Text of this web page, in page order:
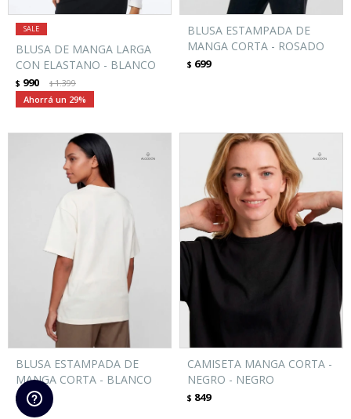
BLUSA DE MANGA LARGA
CON ELASTANO - BLANCO
$ 990 $1.399
29
BLUSA ESTAMPADA DE
MANGA CORTA - ROSADO
$ 699
BLUSA ESTAMPADA DE
MANGA CORTA - BLANCO
$ 699
CAMISETA MANGA CORTA -
NEGRO - NEGRO
$ 849